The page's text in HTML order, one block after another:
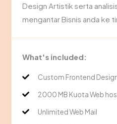
Design Artistik serta
mengantar Bisnis anda ke
What's included:
Custom Frontend
2000 MB Kuota Web
Unlimited Web Mail